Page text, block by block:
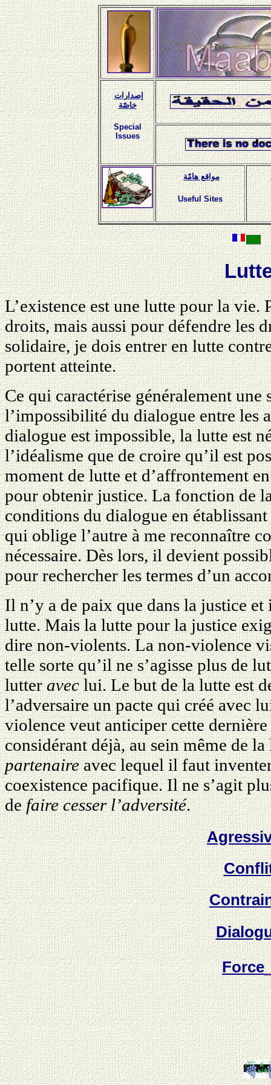
إصدارات
خاصّة
Special
Issues
مواقع هامّة
Useful Sites
L’existence est une lutte pour la vie.
droits, mais aussi pour défendre les
solidaire, je dois entrer en lutte
portent atteinte.
Ce qui caractérise généralement une
l’impossibilité du dialogue entre les
dialogue est impossible, la lutte est
l’idéalisme que de croire qu’il est
moment de lutte et d’affrontement
pour obtenir justice. La fonction de
conditions du dialogue en
qui oblige l’autre à me reconnaître
nécessaire. Dès lors, il devient
pour rechercher les termes d’un
Il n’y a de paix que dans la justice
lutte. Mais la lutte pour la justice
dire non-violents. La non-violence
telle sorte qu’il ne s’agisse plus de
lutteraveclui. Le but de la lutte est
l’adversaire un pacte qui créé avec
violence veut anticiper cette
considérant déjà, au sein même de
partenaireavec lequel il faut
coexistence pacifique. Il ne s’agit
defaire cesser l’adversité.
Force